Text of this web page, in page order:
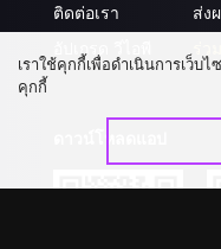
ติดต่อเรา
ส่ง
เราใช้คุกกี้เพื่อดำเนินการเว็บ
คุกกี้